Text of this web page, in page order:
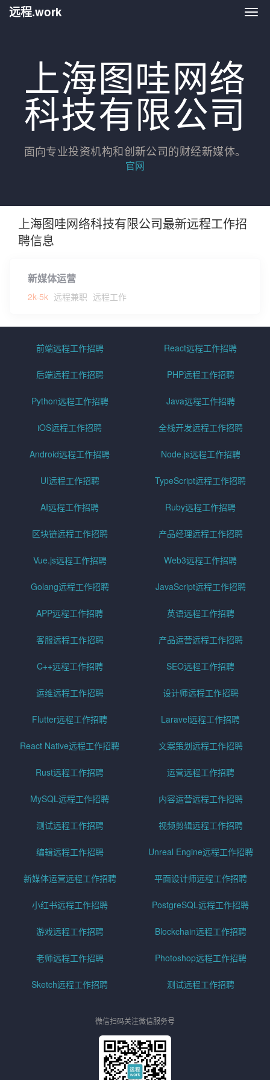
远
远程.work
上海图哇网络
科技有限公司
面向专业投资机构和创新公司的财经新媒体。
官网
上海图哇网络科技有限公司最新远程工作招
聘信息
新媒体运营
2k-5k 远程兼职 远程工作
前端远程工作招聘 React远程工作招聘
后端远程工作招聘 PHP远程工作招聘
Python远程工作招聘 Java远程工作招聘
iOS远程工作招聘 全栈开发远程工作招聘
Android远程工作招聘 Node.js远程工作招聘
UI远程工作招聘 TypeScript远程工作招聘
AI远程工作招聘 Ruby远程工作招聘
区块链远程工作招聘 产品经理远程工作招聘
Vue.js远程工作招聘 Web3远程工作招聘
Golang远程工作招聘 JavaScript远程工作招聘
APP远程工作招聘 英语远程工作招聘
客服远程工作招聘 产品运营远程工作招聘
C++远程工作招聘 SEO远程工作招聘
运维远程工作招聘 设计师远程工作招聘
Flutter远程工作招聘 Laravel远程工作招聘
React Native远程工作招聘 文案策划远程工作招聘
Rust远程工作招聘 运营远程工作招聘
MySQL远程工作招聘 内容运营远程工作招聘
测试远程工作招聘 视频剪辑远程工作招聘
编辑远程工作招聘 Unreal Engine远程工作招聘
新媒体运营远程工作招聘 平面设计师远程工作招聘
小红书远程工作招聘 PostgreSQL远程工作招聘
游戏远程工作招聘 Blockchain远程工作招聘
老师远程工作招聘 Photoshop远程工作招聘
Sketch远程工作招聘 测试远程工作招聘
微信扫码关注微信服务号